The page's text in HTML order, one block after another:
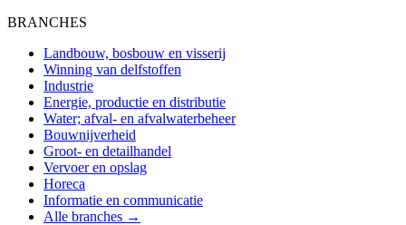
BRANCHES
Landbouw, bosbouw en visserij
Winning van delfstoffen
Industrie
Energie, productie en distributie
Water; afval- en afvalwaterbeheer
Bouwnijverheid
Groot- en detailhandel
Vervoer en opslag
Horeca
Informatie en communicatie
Alle branches →